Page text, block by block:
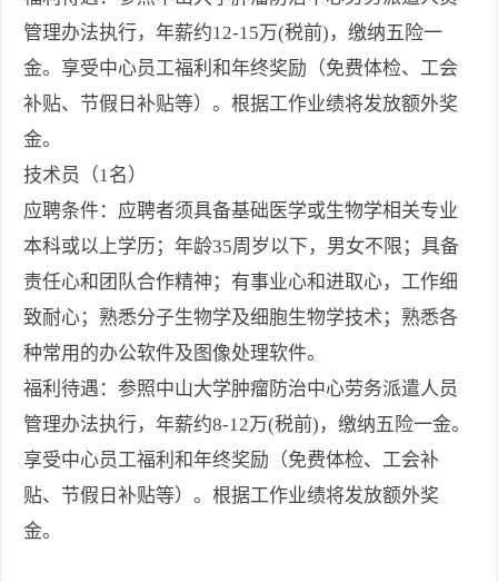
管理办法执行，年薪约12-15万(税前)，缴纳五险一
金。享受中心员工福利和年终奖励（免费体检、工会
补贴、节假日补贴等）。根据工作业绩将发放额外奖
金。
技术员（1名）
应聘条件：应聘者须具备基础医学或生物学相关专业
本科或以上学历；年龄35周岁以下，男女不限；具备
责任心和团队合作精神；有事业心和进取心，工作细
致耐心；熟悉分子生物学及细胞生物学技术；熟悉各
种常用的办公软件及图像处理软件。
福利待遇：参照中山大学肿瘤防治中心劳务派遣人员
管理办法执行，年薪约8-12万(税前)，缴纳五险一金。
享受中心员工福利和年终奖励（免费体检、工会补
贴、节假日补贴等）。根据工作业绩将发放额外奖
金。